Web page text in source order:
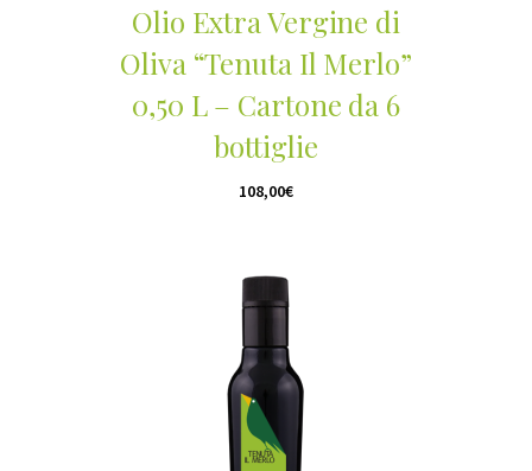
Olio Extra Vergine di
Oliva “Tenuta Il Merlo”
0,50 L – Cartone da 6
bottiglie
108,00€